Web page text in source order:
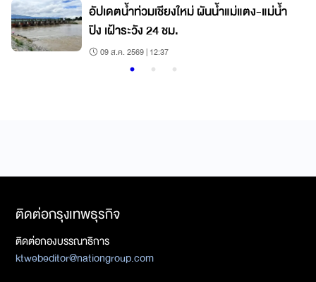
อัปเดตน้ำท่วมเชียงใหม่ ผันน้ำแม่แตง-แม่น้ำ
ปิง เฝ้าระวัง 24 ชม.
09 ส.ค. 2569 | 12:37
ติดต่อกรุงเทพธุรกิจ
ติดต่อกองบรรณาธิการ
ktwebeditor@nationgroup.com